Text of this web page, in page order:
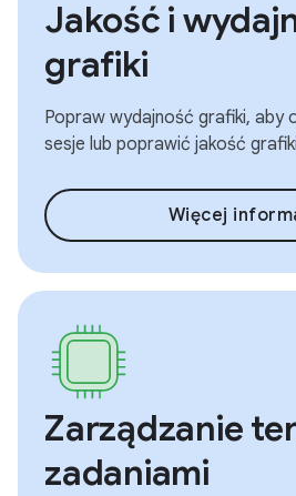
Jakość i
grafiki
Popraw wydajność grafiki, aby
sesje lub poprawić jakość
Więcej
Zarządzanie
zadaniami